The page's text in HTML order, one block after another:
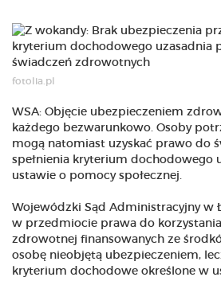
fotolia.pl
WSA: Objęcie ubezpieczeniem
każdego bezwarunkowo. Osoby
mogą natomiast uzyskać prawo do
spełnienia kryterium dochodowego
ustawie o pomocy społecznej.
Wojewódzki Sąd Administracyjny w
w przedmiocie prawa do
zdrowotnej finansowanych ze
osobę nieobjętą ubezpieczeniem,
kryterium dochodowe określone w